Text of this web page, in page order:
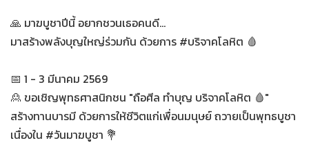
🙏 มาฆบูชาปีนี้ อยากชวนเธอคนดี...
มาสร้างพลังบุญใหญ่ร่วมกัน ด้วยการ #บริจาคโลหิต 🩸
📅 1 - 3 มีนาคม 2569
🙎 ขอเชิญพุทธศาสนิกชน "ถือศีล ทำบุญ บริจาคโลหิต 🩸"
สร้างทานบารมี ด้วยการให้ชีวิตแก่เพื่อนมนุษย์ ถวายเป็นพุทธบูชา
เนื่องใน #วันมาฆบูชา 💐